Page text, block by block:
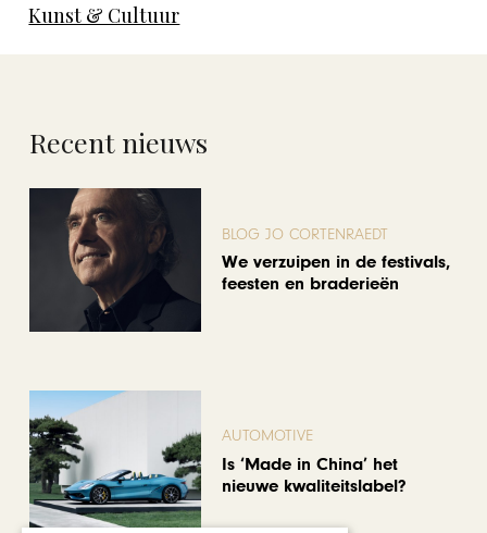
Kunst & Cultuur
Recent nieuws
BLOG JO CORTENRAEDT
We verzuipen in de festivals,
feesten en braderieën
AUTOMOTIVE
Is ‘Made in China’ het
nieuwe kwaliteitslabel?